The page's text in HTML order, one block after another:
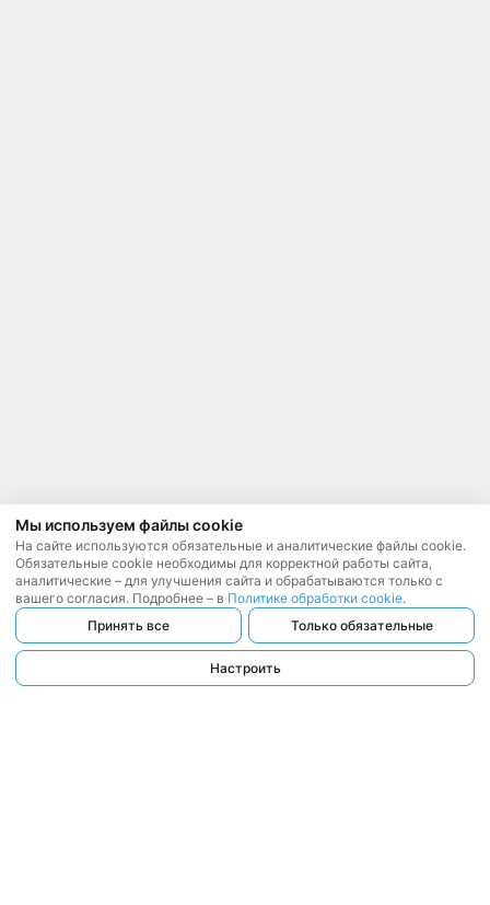
Мы используем файлы cookie
На сайте используются обязательные и аналитические файлы cookie.
Обязательные cookie необходимы для корректной работы сайта,
аналитические – для улучшения сайта и обрабатываются только с
вашего согласия. Подробнее – в Политике обработки cookie.
Принять все
Только обязательные
Настроить